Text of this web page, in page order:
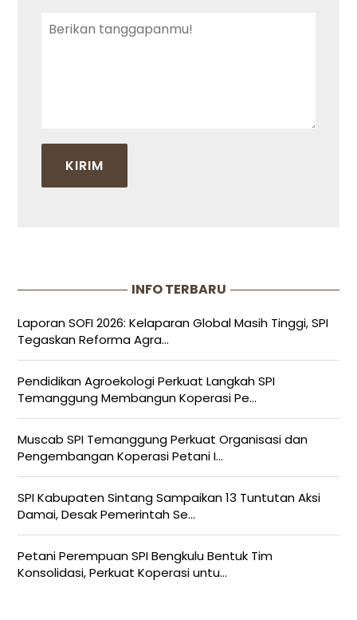
INFO TERBARU
Laporan SOFI 2026: Kelaparan Global Masih Tinggi, SPI
Tegaskan Reforma Agra...
Pendidikan Agroekologi Perkuat Langkah SPI
Temanggung Membangun Koperasi Pe...
Muscab SPI Temanggung Perkuat Organisasi dan
Pengembangan Koperasi Petani I...
SPI Kabupaten Sintang Sampaikan 13 Tuntutan Aksi
Damai, Desak Pemerintah Se...
Petani Perempuan SPI Bengkulu Bentuk Tim
Konsolidasi, Perkuat Koperasi untu...